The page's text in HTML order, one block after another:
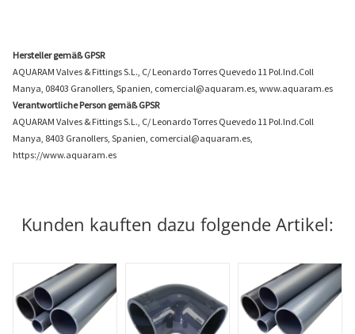
Hersteller gemäß GPSR
AQUARAM Valves & Fittings S.L., C/ Leonardo Torres Quevedo 11 Pol.Ind.Coll
Manya, 08403 Granollers, Spanien, comercial@aquaram.es, www.aquaram.es
Verantwortliche Person gemäß GPSR
AQUARAM Valves & Fittings S.L., C/ Leonardo Torres Quevedo 11 Pol.Ind.Coll
Manya, 8403 Granollers, Spanien, comercial@aquaram.es,
https://www.aquaram.es
Kunden kauften dazu folgende Artikel: